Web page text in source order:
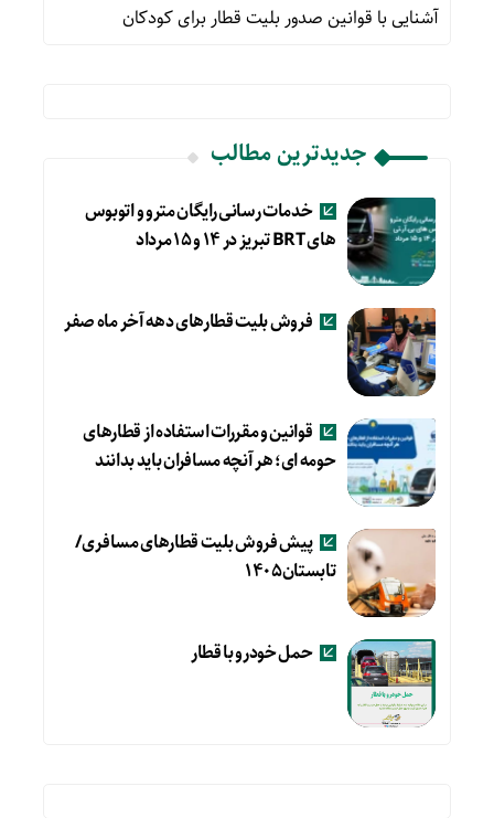
آشنایی با قوانین صدور بلیت قطار برای کودکان
جدیدترین مطالب
خدمات رسانی رایگان مترو و اتوبوس
های BRT تبریز در ۱۴ و ۱۵ مرداد
فروش بلیت قطارهای دهه آخر ماه صفر
قوانین و مقررات استفاده از قطارهای
حومه ای؛ هر آنچه مسافران باید بدانند
پیش فروش بلیت قطارهای مسافری/
تابستان۱۴۰۵
حمل خودرو با قطار